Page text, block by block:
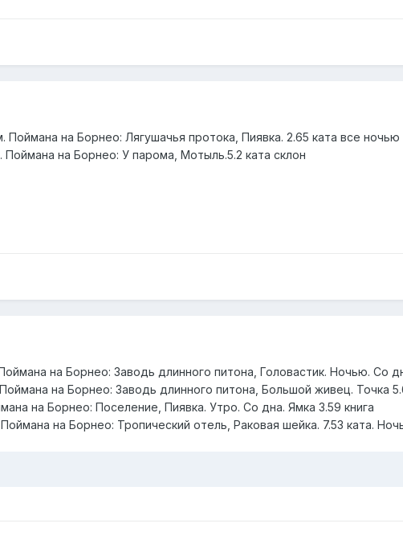
Поймана на Борнео: Лягушачья протока, Пиявка. 2.65 ката все ночью
Поймана на Борнео: У парома, Мотыль.5.2 ката склон
на Борнео: Заводь длинного питона, Головастик. Ночью. Со
на Борнео: Заводь длинного питона, Большой живец. Точка
на Борнео: Поселение, Пиявка. Утро. Со дна. Ямка 3.59 книга
на Борнео: Тропический отель, Раковая шейка. 7.53 ката.